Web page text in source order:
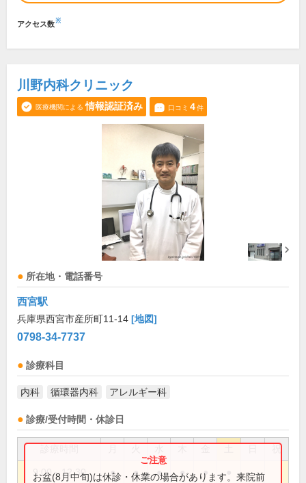
アクセス数※
川野内科クリニック
医療機関による 情報認証済み 口コミ 4件
所在地・電話番号
西宮駅
兵庫県西宮市産所町11-14 [地図]
0798-34-7737
診療科目
内科 循環器内科 アレルギー科
診療/受付時間・休診日
祝
9:00～12:30 ● ● ● ● ●
お盆(8月中旬)は休診・休業の場合があります。来院前